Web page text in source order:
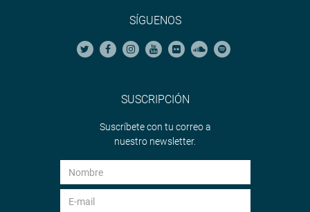
SÍGUENOS
SUSCRIPCIÓN
Suscríbete con tu correo a
nuestro newsletter.